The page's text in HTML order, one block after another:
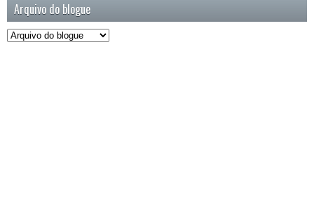
Arquivo do blogue